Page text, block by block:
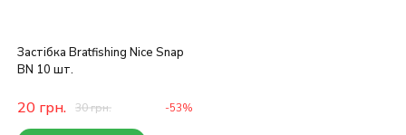
Застібка Bratfishing Nice Snap
BN 10 шт.
20 грн. 30грн. -53%